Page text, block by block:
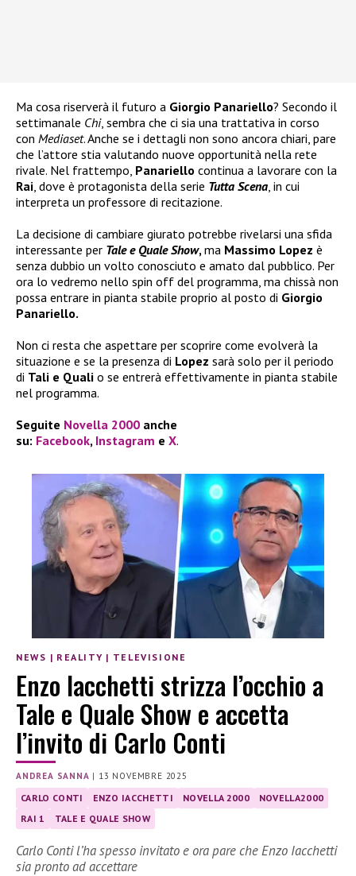
Ma cosa riserverà il futuro a Giorgio Panariello? Secondo il
settimanale Chi, sembra che ci sia una trattativa in corso
con Mediaset. Anche se i dettagli non sono ancora chiari, pare
che l’attore stia valutando nuove opportunità nella rete
rivale. Nel frattempo, Panariello continua a lavorare con la
Rai, dove è protagonista della serie Tutta Scena, in cui
interpreta un professore di recitazione.
La decisione di cambiare giurato potrebbe rivelarsi una sfida
interessante per Tale e Quale Show,ma Massimo Lopez è
senza dubbio un volto conosciuto e amato dal pubblico. Per
ora lo vedremo nello spin off del programma, ma chissà non
possa entrare in pianta stabile proprio al posto di Giorgio
Panariello.
Non ci resta che aspettare per scoprire come evolverà la
situazione e se la presenza di Lopez sarà solo per il periodo
di Tali e Quali o se entrerà effettivamente in pianta stabile
nel programma.
Seguite Novella 2000 anche
su: Facebook, Instagram e X.
NEWS | REALITY | TELEVISIONE
Enzo Iacchetti strizza l’occhio a
Tale e Quale Show e accetta
l’invito di Carlo Conti
ANDREA SANNA | 13 NOVEMBRE 2025
CARLO CONTI ENZO IACCHETTI NOVELLA 2000
NOVELLA2000
RAI 1
TALE E QUALE SHOW
Carlo Conti l’ha spesso invitato e ora pare che Enzo Iacchetti
sia pronto ad accettare